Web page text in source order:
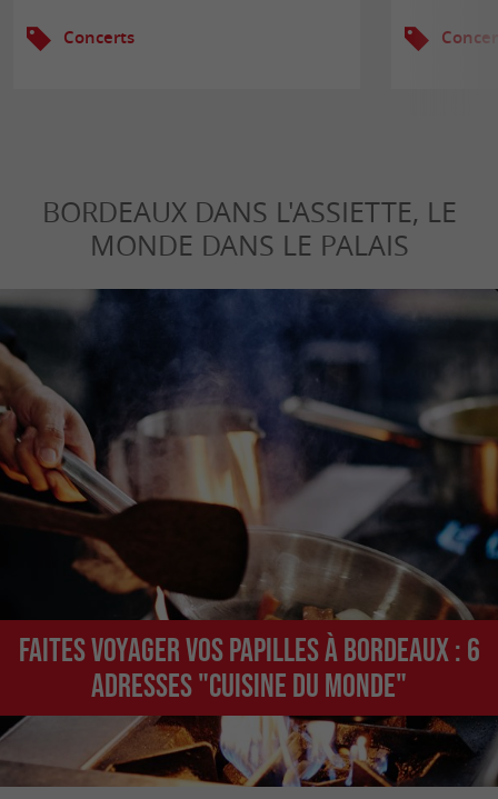
Concerts
BORDEAUX DANS L'ASSIETTE, LE
MONDE DANS LE PALAIS
Faites voyager vos papilles à Bordeaux : 6
adresses "cuisine du monde"